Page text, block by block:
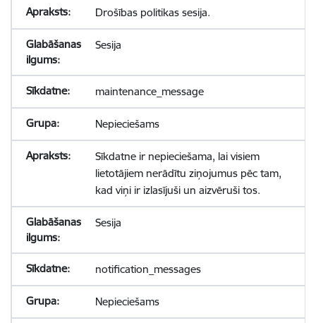
Drošības politikas sesija.
Sesija
maintenance_message
Nepieciešams
Sīkdatne ir nepieciešama, lai visiem
lietotājiem nerādītu ziņojumus pēc tam,
kad viņi ir izlasījuši un aizvēruši tos.
Sesija
notification_messages
Nepieciešams